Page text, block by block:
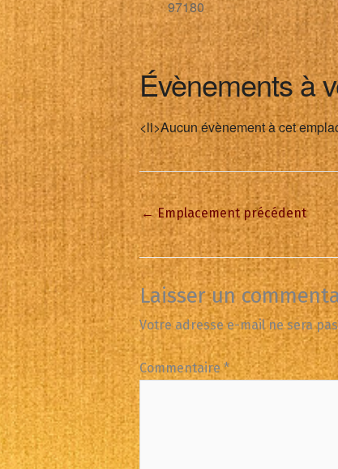
97180
Évènements à
<li>Aucun évènement à cet
←Emplacement précédent
Laisser un
Votre adresse e-mail ne sera
Commentaire*